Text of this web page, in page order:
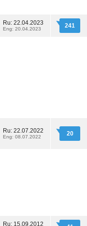
Ru: 22.04.2023
Eng: 20.04.2023 241
Ru: 22.07.2022
Eng: 08.07.2022 20
Ru: 15.09.2012